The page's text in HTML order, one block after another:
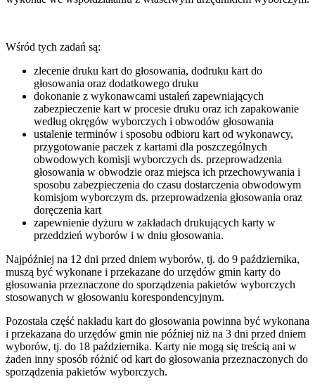
Wśród tych zadań są:
zlecenie druku kart do głosowania, dodruku kart do
głosowania oraz dodatkowego druku
dokonanie z wykonawcami ustaleń zapewniających
zabezpieczenie kart w procesie druku oraz ich zapakowanie
według okręgów wyborczych i obwodów głosowania
ustalenie terminów i sposobu odbioru kart od wykonawcy,
przygotowanie paczek z kartami dla poszczególnych
obwodowych komisji wyborczych ds. przeprowadzenia
głosowania w obwodzie oraz miejsca ich przechowywania i
sposobu zabezpieczenia do czasu dostarczenia obwodowym
komisjom wyborczym ds. przeprowadzenia głosowania oraz
doręczenia kart
zapewnienie dyżuru w zakładach drukujących karty w
przeddzień wyborów i w dniu głosowania.
Najpóźniej na 12 dni przed dniem wyborów, tj. do 9 października,
muszą być wykonane i przekazane do urzędów gmin karty do
głosowania przeznaczone do sporządzenia pakietów wyborczych
stosowanych w głosowaniu korespondencyjnym.
Pozostała część nakładu kart do głosowania powinna być wykonana
i przekazana do urzędów gmin nie później niż na 3 dni przed dniem
wyborów, tj. do 18 października. Karty nie mogą się treścią ani w
żaden inny sposób różnić od kart do głosowania przeznaczonych do
sporządzenia pakietów wyborczych.